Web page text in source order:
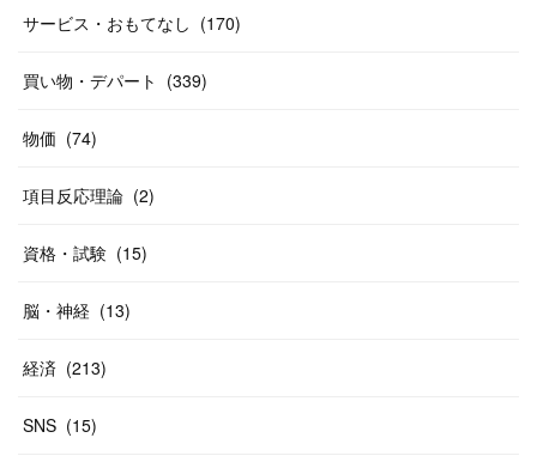
(46
(31
58)
10
サービス・おもてなし (170)
買い物・デパート (339)
物価 (74)
項目反応理論 (2)
資格・試験 (15)
脳・神経 (13)
経済 (213)
SNS (15)